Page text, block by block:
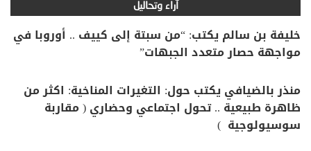
آراء وتحاليل
خليفة بن سالم يكتب: “من سبتة إلى كييف .. أوروبا في
مواجهة حصار متعدد الجبهات”
منذر بالضيافي يكتب حول: التغيرات المناخية: اكثر من
ظاهرة طبيعية .. تحول اجتماعي وحضاري ( مقاربة
سوسيولوجية )